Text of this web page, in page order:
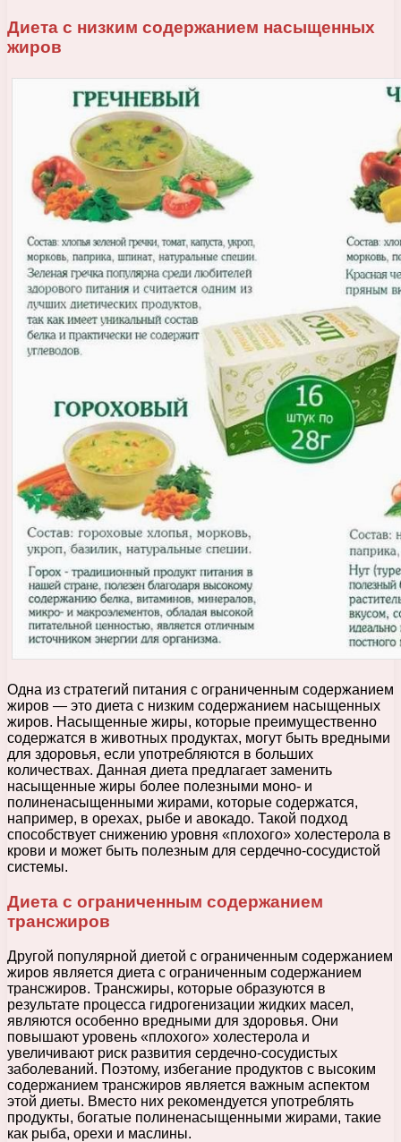
Диета с низким содержанием насыщенных
жиров
Одна из стратегий питания с ограниченным содержанием
жиров — это диета с низким содержанием насыщенных
жиров. Насыщенные жиры, которые преимущественно
содержатся в животных продуктах, могут быть вредными
для здоровья, если употребляются в больших
количествах. Данная диета предлагает заменить
насыщенные жиры более полезными моно- и
полиненасыщенными жирами, которые содержатся,
например, в орехах, рыбе и авокадо. Такой подход
способствует снижению уровня «плохого» холестерола в
крови и может быть полезным для сердечно-сосудистой
системы.
Диета с ограниченным содержанием
трансжиров
Другой популярной диетой с ограниченным содержанием
жиров является диета с ограниченным содержанием
трансжиров. Трансжиры, которые образуются в
результате процесса гидрогенизации жидких масел,
являются особенно вредными для здоровья. Они
повышают уровень «плохого» холестерола и
увеличивают риск развития сердечно-сосудистых
заболеваний. Поэтому, избегание продуктов с высоким
содержанием трансжиров является важным аспектом
этой диеты. Вместо них рекомендуется употреблять
продукты, богатые полиненасыщенными жирами, такие
как рыба, орехи и маслины.